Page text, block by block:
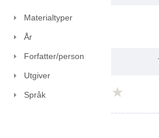
Materialtyper
År
Forfatter/person
Utgiver
Språk